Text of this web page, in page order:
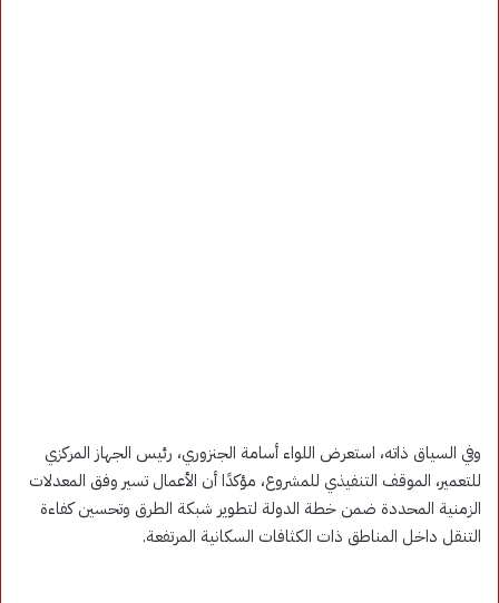
وفي السياق ذاته، استعرض اللواء أسامة الجنزوري، رئيس الجهاز المركزي
للتعمير، الموقف التنفيذي للمشروع، مؤكدًا أن الأعمال تسير وفق المعدلات
الزمنية المحددة ضمن خطة الدولة لتطوير شبكة الطرق وتحسين كفاءة
التنقل داخل المناطق ذات الكثافات السكانية المرتفعة.